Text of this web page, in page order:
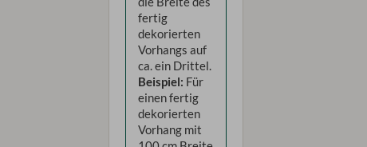
fertig
dekorierten
Vorhangs auf
ca. ein Drittel.
Beispiel: Für
einen fertig
dekorierten
Vorhang mit